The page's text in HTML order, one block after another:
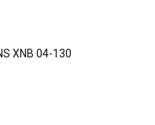
XNB 04-130